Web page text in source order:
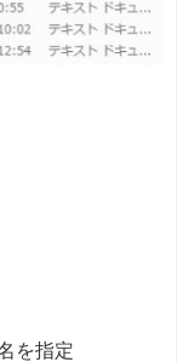
を指定